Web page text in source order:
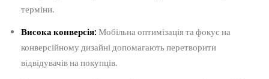
терміни.
Висока конверсія: Мобільна оптимізація та фокус на
конверсійному дизайні допомагають перетворити
відвідувачів на покупців.